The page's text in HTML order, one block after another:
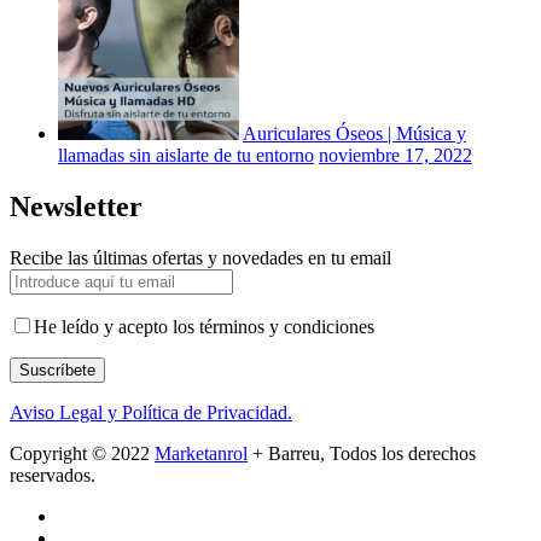
Auriculares Óseos | Música y
llamadas sin aislarte de tu entorno noviembre 17, 2022
Newsletter
Recibe las últimas ofertas y novedades en tu email
He leído y acepto los términos y condiciones
Suscríbete
Aviso Legal y Política de Privacidad.
Copyright © 2022 Marketanrol + Barreu, Todos los derechos
reservados.